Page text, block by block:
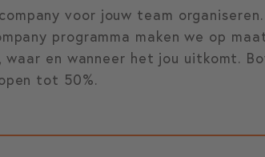
voor jouw team
programma maken we op
en wanneer het jou uitkomt.
tot 50%.